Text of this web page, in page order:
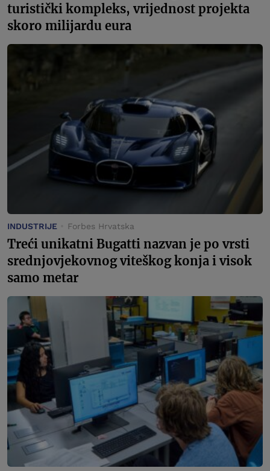
turistički kompleks, vrijednost projekta
skoro milijardu eura
INDUSTRIJE Forbes Hrvatska
Treći unikatni Bugatti nazvan je po vrsti
srednjovjekovnog viteškog konja i visok
samo metar